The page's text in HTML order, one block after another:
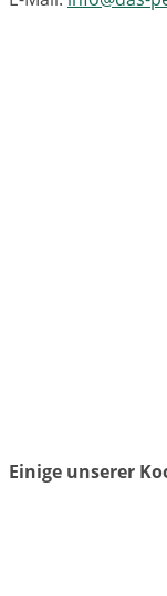
Einige unserer